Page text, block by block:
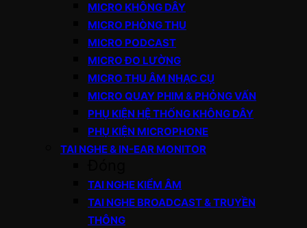
MICRO KHÔNG DÂY
MICRO PHÒNG THU
MICRO PODCAST
MICRO ĐO LƯỜNG
MICRO THU ÂM NHẠC CỤ
MICRO QUAY PHIM & PHỎNG VẤN
PHỤ KIỆN HỆ THỐNG KHÔNG DÂY
PHỤ KIỆN MICROPHONE
TAI NGHE & IN-EAR MONITOR
TAI NGHE KIỂM ÂM
TAI NGHE BROADCAST & TRUYỀN
THÔNG